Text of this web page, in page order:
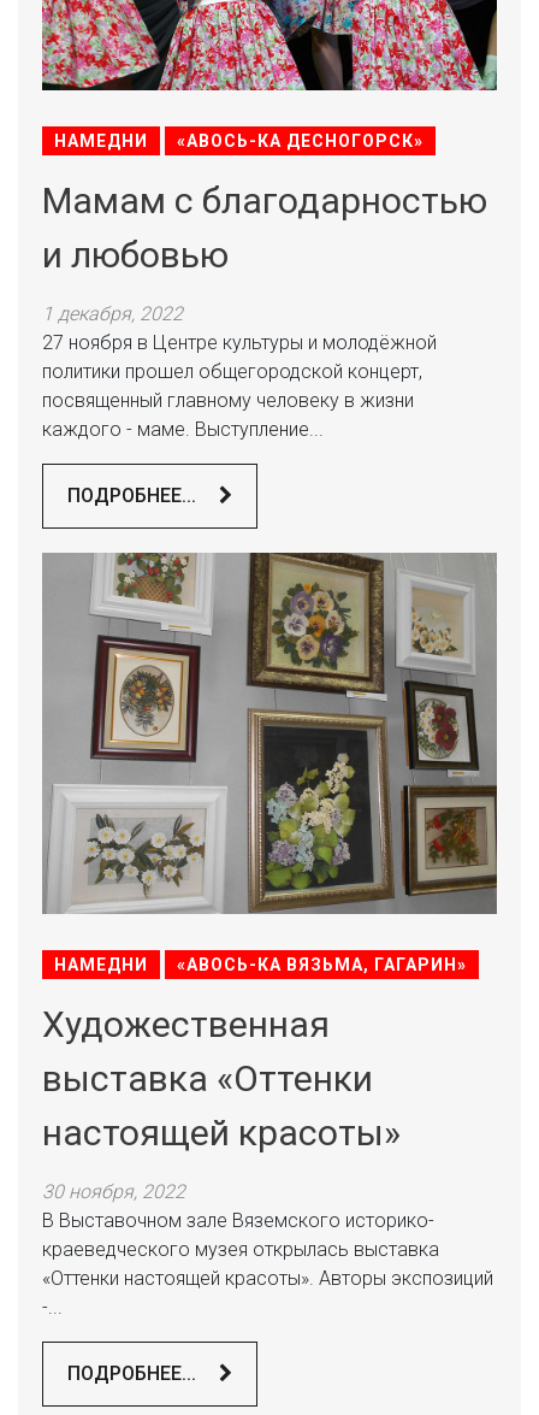
НАМЕДНИ «АВОСЬ-КА ДЕСНОГОРСК»
Мамам с благодарностью
и любовью
1 декабря, 2022
27 ноября в Центре культуры и молодёжной
политики прошел общегородской концерт,
посвященный главному человеку в жизни
каждого - маме. Выступление...
ПОДРОБНЕЕ...
НАМЕДНИ «АВОСЬ-КА ВЯЗЬМА, ГАГАРИН»
Художественная
выставка «Оттенки
настоящей красоты»
30 ноября, 2022
В Выставочном зале Вяземского историко-
краеведческого музея открылась выставка
«Оттенки настоящей красоты». Авторы экспозиций
-...
ПОДРОБНЕЕ...